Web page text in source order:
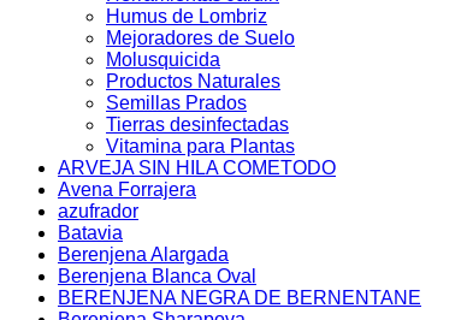
Humus de Lombriz
Mejoradores de Suelo
Molusquicida
Productos Naturales
Semillas Prados
Tierras desinfectadas
Vitamina para Plantas
ARVEJA SIN HILA COMETODO
Avena Forrajera
azufrador
Batavia
Berenjena Alargada
Berenjena Blanca Oval
BERENJENA NEGRA DE BERNENTANE